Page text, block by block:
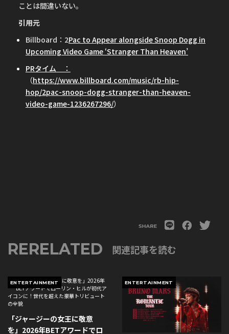
ことは間違いない。
引用元
Billboard：2Pac to Appear alongside Snoop Dogg in
Upcoming Video Game ‘Stranger Than Heaven’
PRタイム ：
（https://www.billboard.com/music/rb-hip-
hop/2pac-snoop-dogg-stranger-than-heaven-
video-game-1236267296/）
RERELATED 関連記事を読む
ENTERTAINMENT
「ジャージーの女王に敬意
を」2026年BETアワードでロ
ENTERTAINMENT